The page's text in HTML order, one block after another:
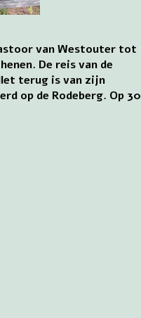
van Westouter tot
De reis van de
terug is van zijn
op de Rodeberg. Op 30